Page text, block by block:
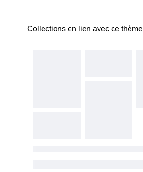
Collections en lien avec ce thème